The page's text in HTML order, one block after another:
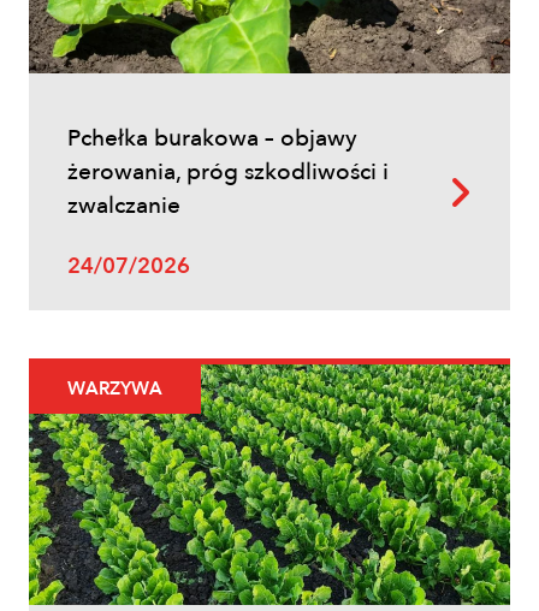
Łokaś garbatek – jak rozpoznać
szkodnika i ograniczyć szkody w
Uprawy polowe
Ochrona fungicydowa zbóż – program
zabiegów, terminy i skuteczna strategia
ochrony
Pchełka burakowa – objawy
żerowania, próg szkodliwości i
zwalczanie
24/07/2026
WARZYWA